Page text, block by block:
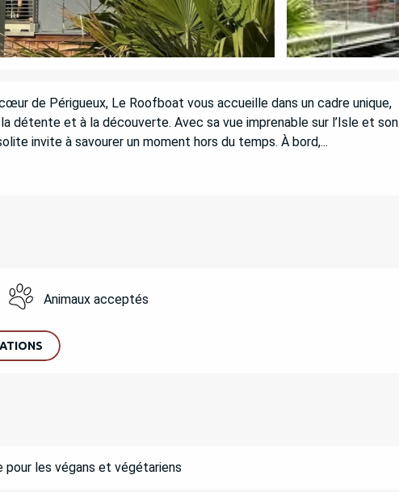
de Périgueux, Le Roofboat vous accueille dans un cadre unique,
détente et à la découverte. Avec sa vue imprenable sur l’Isle et son
invite à savourer un moment hors du temps. À bord,...
Animaux acceptés
pour les végans et végétariens